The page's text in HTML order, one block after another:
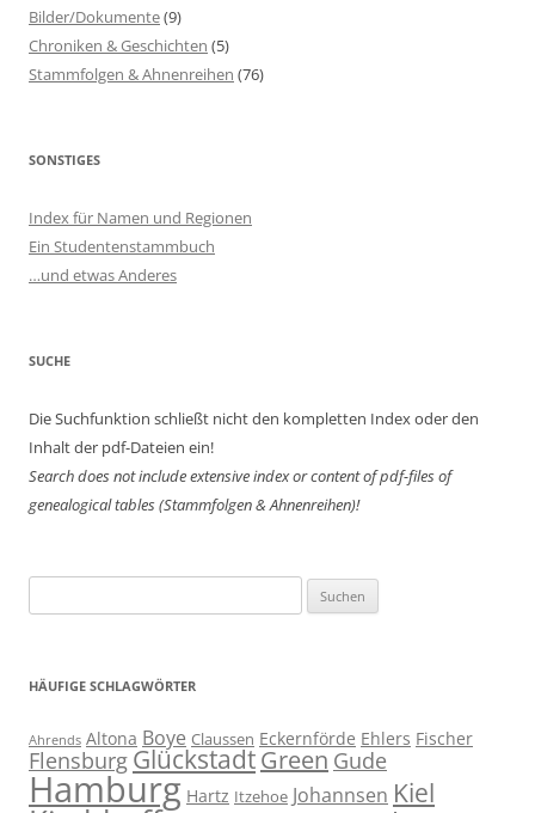
Bilder/Dokumente(9)
Chroniken & Geschichten (5)
Stammfolgen & Ahnenreihen (76)
SONSTIGES
Index für Namen und Regionen
Ein Studentenstammbuch
…und etwas Anderes
SUCHE
Die Suchfunktion schließt nicht den kompletten Index oder den
Inhalt der pdf-Dateien ein!
Search does not include extensive index or content ofpdf-files of
genealogical tables (Stammfolgen & Ahnenreihen)!
nach:
HÄUFIGE SCHLAGWÖRTER
Ahrends Altona Boye Claussen Eckernförde Ehlers Fischer
Flensburg GlückstadtGreen Gude
Hamburg Hartz Itzehoe Johannsen Kiel